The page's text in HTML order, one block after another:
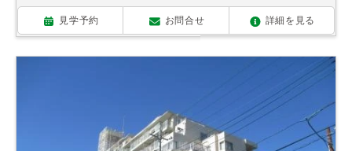
見学予約 お問合せ 詳細を見る